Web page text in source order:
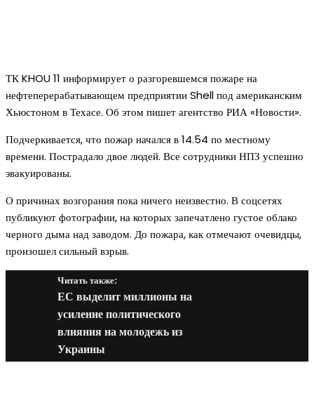
ТК KHOU 11 информирует о разгоревшемся пожаре на
нефтеперерабатывающем предприятии Shell под американским
Хьюстоном в Техасе. Об этом пишет агентство РИА «Новости».
Подчеркивается, что пожар начался в 14.54 по местному
времени. Пострадало двое людей. Все сотрудники НПЗ успешно
эвакуированы.
О причинах возгорания пока ничего неизвестно. В соцсетях
публикуют фотографии, на которых запечатлено густое облако
черного дыма над заводом. До пожара, как отмечают очевидцы,
произошел сильный взрыв.
Читать также:
ЕС выделит миллионы на
усиление политического
влияния на молодежь из
Украины